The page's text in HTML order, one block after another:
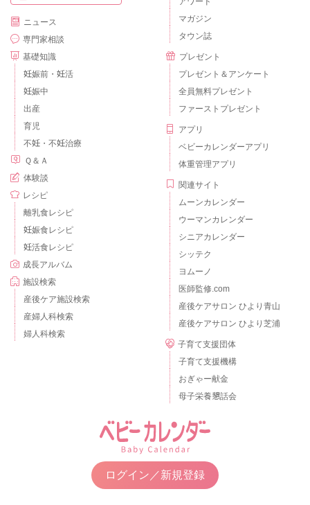
ニュース
専門家相談
基礎知識
妊娠前・妊活
妊娠中
出産
育児
不妊・不妊治療
Ｑ＆Ａ
体験談
レシピ
離乳食レシピ
妊娠食レシピ
妊活食レシピ
成長アルバム
施設検索
産後ケア施設検索
産婦人科検索
婦人科検索
マガジン
タウン誌
プレゼント
プレゼント＆アンケート
全員無料プレゼント
ファーストプレゼント
アプリ
ベビーカレンダーアプリ
体重管理アプリ
関連サイト
ムーンカレンダー
ウーマンカレンダー
シニアカレンダー
シッテク
ヨムーノ
医師監修.com
産後ケアサロン ひより青山
産後ケアサロン ひより芝浦
子育て支援団体
子育て支援機構
おぎゃー献金
母子栄養懇話会
ログイン／新規登録